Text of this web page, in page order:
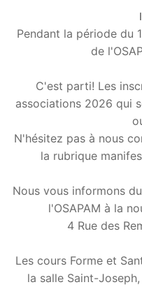
Pendant la période du
de
C'est parti! Les
associations 2026 qui
N'hésitez pas à nous
la rubrique
Nous vous informons
l'OSAPAM à la
4 Rue des
Les cours Forme et
la salle Saint-